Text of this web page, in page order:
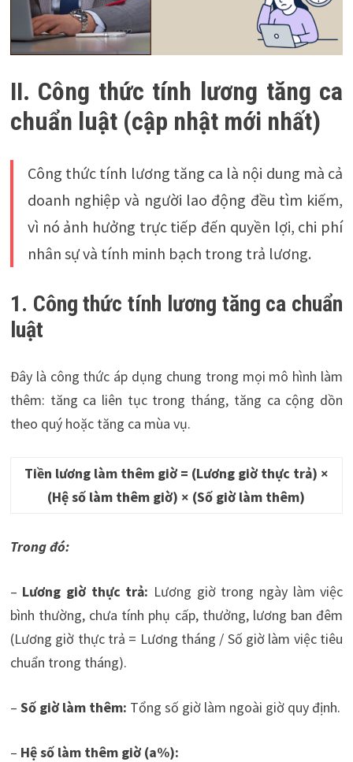
II. Công thức tính lương tăng ca
chuẩn luật (cập nhật mới nhất)
Công thức tính lương tăng ca là nội dung mà cả
doanh nghiệp và người lao động đều tìm kiếm,
vì nó ảnh hưởng trực tiếp đến quyền lợi, chi phí
nhân sự và tính minh bạch trong trả lương.
1. Công thức tính lương tăng ca chuẩn
luật
Đây là công thức áp dụng chung trong mọi mô hình làm
thêm: tăng ca liên tục trong tháng, tăng ca cộng dồn
theo quý hoặc tăng ca mùa vụ.
Tiền lương làm thêm giờ = (Lương giờ thực trả) ×
(Hệ số làm thêm giờ) × (Số giờ làm thêm)
Trong đó:
– Lương giờ thực trả: Lương giờ trong ngày làm việc
bình thường, chưa tính phụ cấp, thưởng, lương ban đêm
(Lương giờ thực trả = Lương tháng / Số giờ làm việc tiêu
chuẩn trong tháng).
– Số giờ làm thêm: Tổng số giờ làm ngoài giờ quy định.
– Hệ số làm thêm giờ (a%):